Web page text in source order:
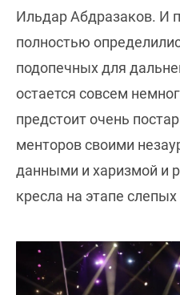
Ильдар Абдразаков. И
полностью
подопечных для
остается совсем
предстоит очень
менторов своими
данными и харизмой и
кресла на этапе